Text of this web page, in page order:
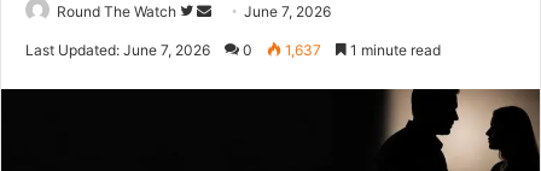
Round The Watch
Follow
SendJune 7, 2026
Last Updated: June 7, 2026 0 1,637 1 minute read